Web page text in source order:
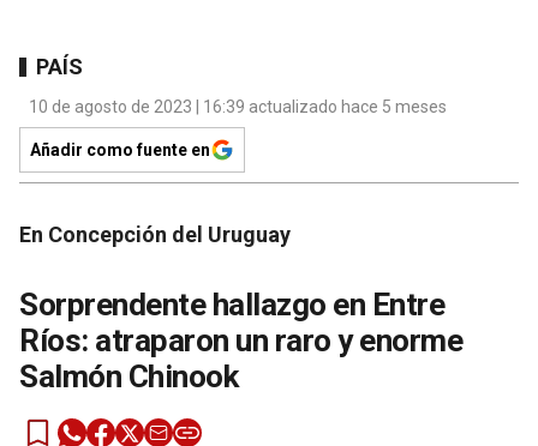
PAÍS
10 de agosto de 2023 | 16:39 actualizado hace 5 meses
Añadir como fuente en
En Concepción del Uruguay
Sorprendente hallazgo en Entre
Ríos: atraparon un raro y enorme
Salmón Chinook